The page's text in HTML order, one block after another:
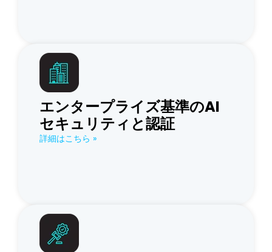
エンタープライズ基準のAI
セキュリティと認証
詳細はこちら »